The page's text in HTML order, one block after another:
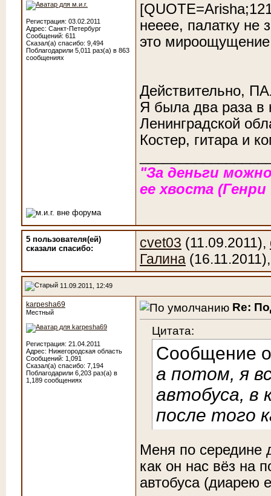
Регистрация: 03.02.2011
Адрес: Санкт-Петербург
Сообщений: 611
Сказал(а) спасибо: 9,494
Поблагодарили 5,011 раз(а) в 863
сообщениях
нееее, палатку не
это
Действительно,
Я была два раза в
Ленинградской
Костер, гитара и
"За деньги
ее хвоста
5 пользователя(ей)
сказали cпасибо:
cvet03 (11.09.2011),
Галина
11.09.2011, 12:49
karpesha69
Местный
Регистрация: 21.04.2011
Адрес: Нижегородская область
Сообщений: 1,091
Сказал(а) спасибо: 7,194
Поблагодарили 6,203 раз(а) в
1,189 сообщениях
Re:
Цитата:
Сообщение
а потом, я
автобуса, в
после того
Меня по середине
как он нас вёз на
автобуса (диарею